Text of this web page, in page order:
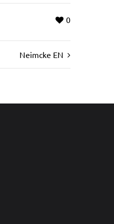
0
Neimcke EN